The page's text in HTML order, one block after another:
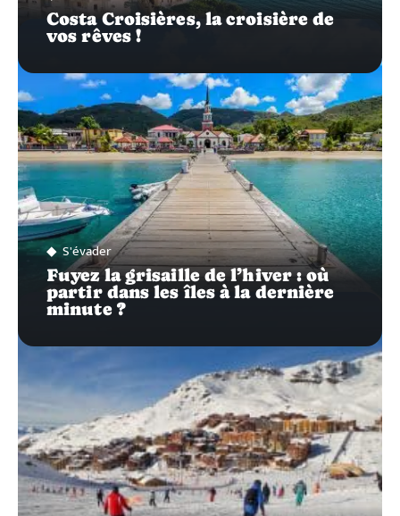
Costa Croisières, la croisière de
vos rêves !
S'évader
Fuyez la grisaille de l’hiver : où
partir dans les îles à la dernière
minute ?